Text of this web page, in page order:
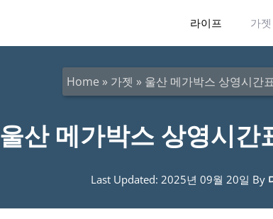
라이프 가젯
Home » 가젯 » 울산 메가박스 상영시간
울산 메가박스 상영시간
Last Updated: 2025년 09월 20일 By